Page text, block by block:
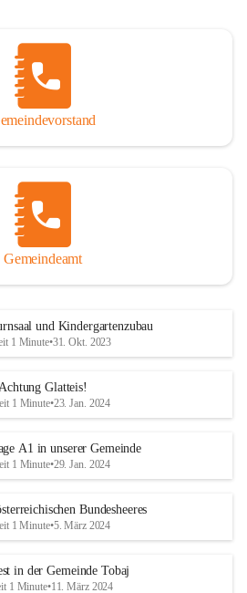
Gemeindeamt
und Kindergartenzubau
1 Minute•31. Okt. 2023
Glatteis!
1 Minute•23. Jan. 2024
A1 in unserer Gemeinde
1 Minute•29. Jan. 2024
Bundesheeres
1 Minute•5. März 2024
in der Gemeinde Tobaj
1 Minute•11. März 2024